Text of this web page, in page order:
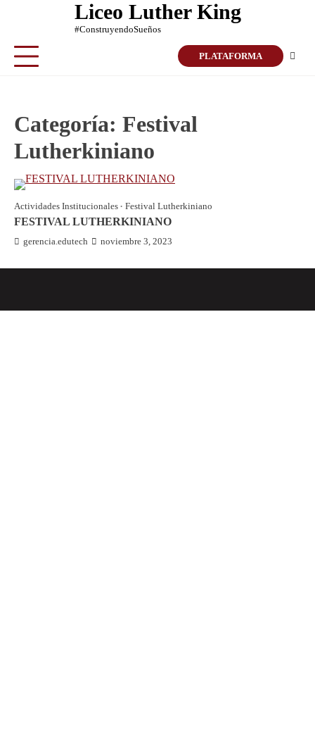
Liceo Luther King
#ConstruyendoSueños
PLATAFORMA
Categoría: Festival
Lutherkiniano
Actividades Institucionales Festival Lutherkiniano
FESTIVAL LUTHERKINIANO
gerencia.edutech noviembre 3, 2023